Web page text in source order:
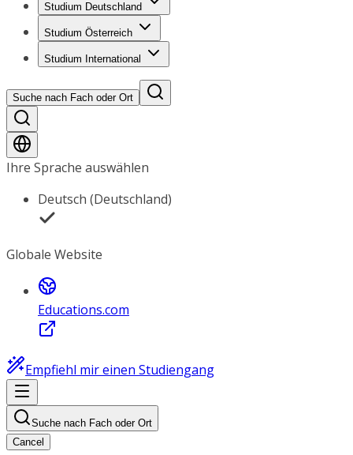
Studium Deutschland
Studium Österreich
Studium International
Suche nach Fach oder Ort
Ihre Sprache auswählen
Deutsch (Deutschland)
Globale Website
Educations.com
Empfiehl mir einen Studiengang
Suche nach Fach oder Ort
Cancel